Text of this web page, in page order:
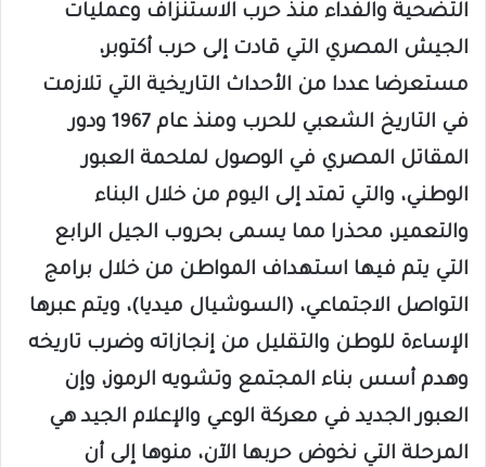
التضحية والفداء منذ حرب الاستنزاف وعمليات
الجيش المصري التي قادت إلى حرب أكتوبر،
مستعرضا عددا من الأحداث التاريخية التي تلازمت
في التاريخ الشعبي للحرب ومنذ عام 1967 ودور
المقاتل المصري في الوصول لملحمة العبور
الوطني، والتي تمتد إلى اليوم من خلال البناء
والتعمير، محذرا مما يسمى بحروب الجيل الرابع
التي يتم فيها استهداف المواطن من خلال برامج
التواصل الاجتماعي، (السوشيال ميديا)، ويتم عبرها
الإساءة للوطن والتقليل من إنجازاته وضرب تاريخه
وهدم أسس بناء المجتمع وتشويه الرموز، وإن
العبور الجديد في معركة الوعي والإعلام الجيد هي
المرحلة التي نخوض حربها الآن، منوها إلى أن